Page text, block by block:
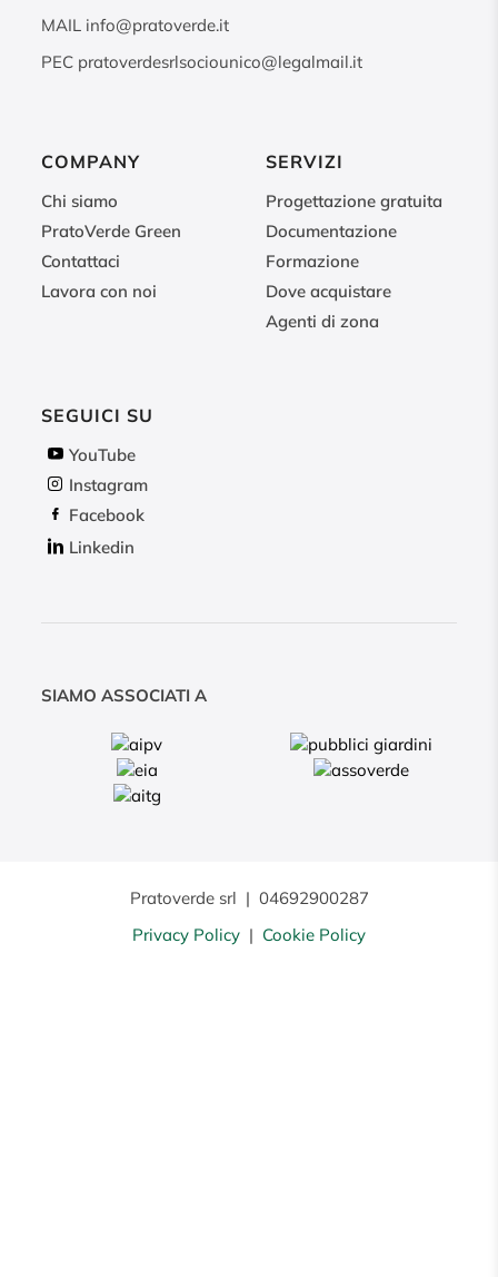
MAIL info@pratoverde.it
PEC pratoverdesrlsociounico@legalmail.it
COMPANY
Chi siamo
PratoVerde Green
Contattaci
Lavora con noi
SERVIZI
Progettazione gratuita
Documentazione
Formazione
Dove acquistare
Agenti di zona
SEGUICI SU
YouTube
Instagram
Facebook
Linkedin
SIAMO ASSOCIATI A
Pratoverde srl | 04692900287
Privacy Policy | Cookie Policy